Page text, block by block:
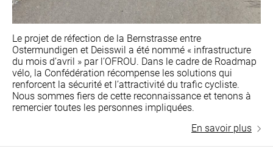
Le projet de réfection de la Bernstrasse entre
Ostermundigen et Deisswil a été nommé « infrastructure
du mois d’avril » par l’OFROU. Dans le cadre de Roadmap
vélo, la Confédération récompense les solutions qui
renforcent la sécurité et l’attractivité du trafic cycliste.
Nous sommes fiers de cette reconnaissance et tenons à
remercier toutes les personnes impliquées.
En savoir plus